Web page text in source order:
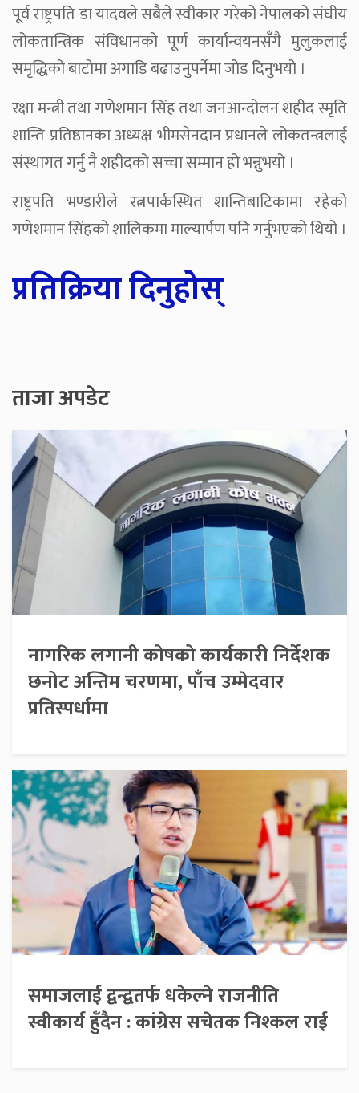
पूर्व राष्ट्रपति डा यादवले सबैले स्वीकार गरेको नेपालको संघीय
लोकतान्त्रिक संविधानको पूर्ण कार्यान्वयनसँगै मुलुकलाई
समृद्धिको बाटोमा अगाडि बढाउनुपर्नेमा जोड दिनुभयो ।
रक्षा मन्त्री तथा गणेशमान सिंह तथा जनआन्दोलन शहीद स्मृति
शान्ति प्रतिष्ठानका अध्यक्ष भीमसेनदान प्रधानले लोकतन्त्रलाई
संस्थागत गर्नु नै शहीदको सच्चा सम्मान हो भन्नुभयो ।
राष्ट्रपति भण्डारीले रत्नपार्कस्थित शान्तिबाटिकामा रहेको
गणेशमान सिंहको शालिकमा माल्यार्पण पनि गर्नुभएको थियो ।
प्रतिक्रिया दिनुहोस्
ताजा अपडेट
नागरिक लगानी कोषको कार्यकारी निर्देशक
छनोट अन्तिम चरणमा, पाँच उम्मेदवार
प्रतिस्पर्धामा
समाजलाई द्वन्द्वतर्फ धकेल्ने राजनीति
स्वीकार्य हुँदैन : कांग्रेस सचेतक निश्कल राई